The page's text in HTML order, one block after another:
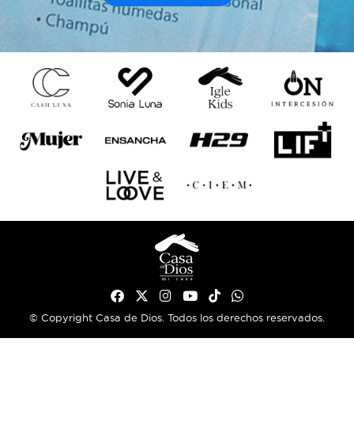
© Copyright Casa de Dios. Todos los derechos reservados.